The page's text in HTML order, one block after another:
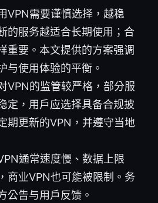
VPN需要谨慎选择，越稳
的服务越适合长期使用；合
重要。本文提供的方案强调
与使用体验的平衡。
VPN的监管较严格，部分服
定，用户应选择具备合规披
期更新的VPN，并遵守当地
通常速度慢、数据上限
商业VPN也可能被限制。务
公告与用户反馈。